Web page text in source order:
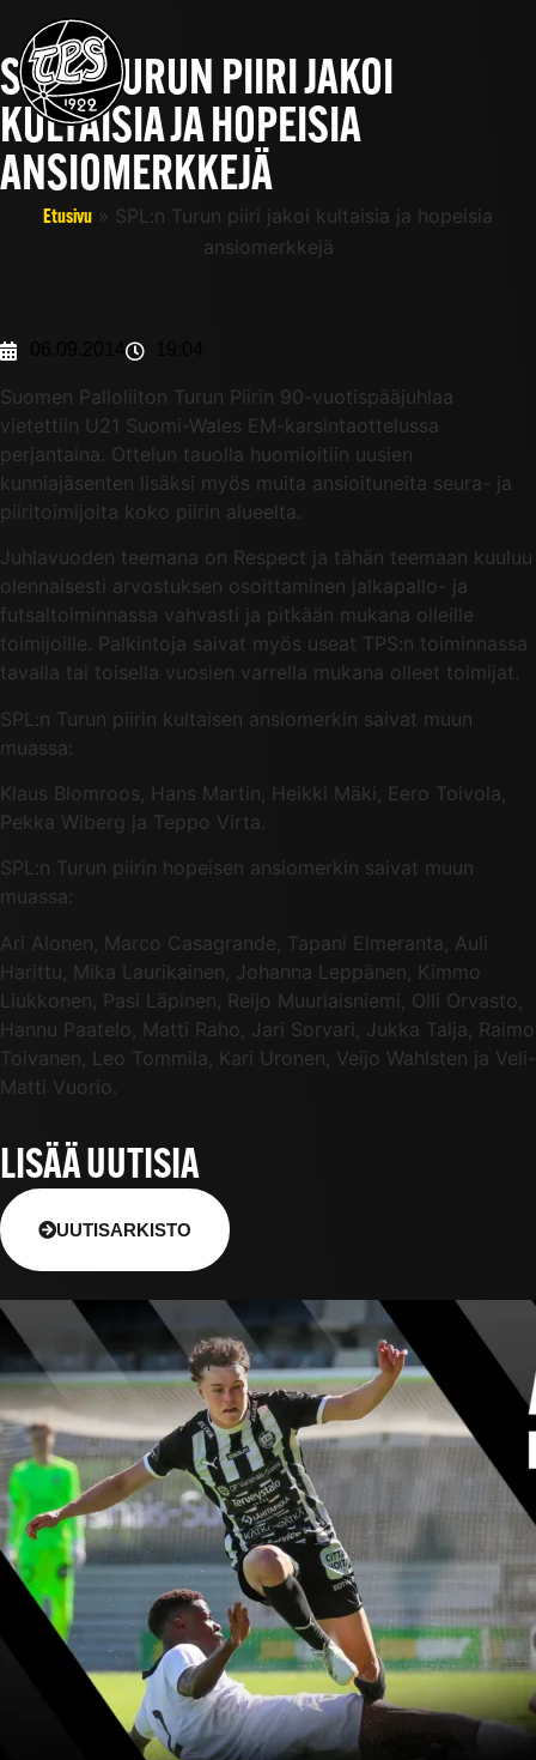
SPL:N TURUN PIIRI JAKOI
KULTAISIA JA HOPEISIA
ANSIOMERKKEJÄ
Etusivu » SPL:n Turun piiri jakoi kultaisia ja hopeisia
ansiomerkkejä
Suomen Palloliiton Turun Piirin 90-vuotispääjuhlaa
vietettiin U21 Suomi-Wales EM-karsintaottelussa
perjantaina. Ottelun tauolla huomioitiin uusien
kunniajäsenten lisäksi myös muita ansioituneita seura- ja
piiritoimijoita koko piirin alueelta.
Juhlavuoden teemana on Respect ja tähän teemaan kuuluu
olennaisesti arvostuksen osoittaminen jalkapallo- ja
futsaltoiminnassa vahvasti ja pitkään mukana olleille
toimijoille. Palkintoja saivat myös useat TPS:n toiminnassa
tavalla tai toisella vuosien varrella mukana olleet toimijat.
SPL:n Turun piirin kultaisen ansiomerkin saivat muun
muassa:
Klaus Blomroos, Hans Martin, Heikki Mäki, Eero Toivola,
Pekka Wiberg ja Teppo Virta.
SPL:n Turun piirin hopeisen ansiomerkin saivat muun
muassa:
Ari Alonen, Marco Casagrande, Tapani Elmeranta, Auli
Harittu, Mika Laurikainen, Johanna Leppänen, Kimmo
Liukkonen, Pasi Läpinen, Reijo Muuriaisniemi, Olli Orvasto,
Hannu Paatelo, Matti Raho, Jari Sorvari, Jukka Talja, Raimo
Toivanen, Leo Tommila, Kari Uronen, Veijo Wahlsten ja Veli-
Matti Vuorio.
LISÄÄ UUTISIA
UUTISARKISTO